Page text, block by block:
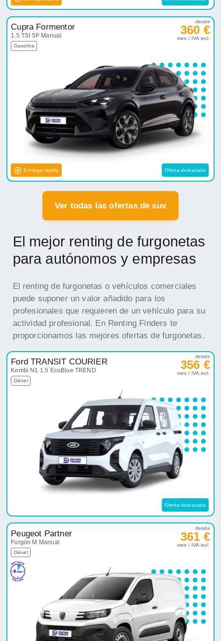
Cupra Formentor
1.5 TSI 5P Manual
Gasolina
desde
360 €
mes / IVA incl.
Entrega rápida Oferta destacada
Ver todas las ofertas de suv
El mejor renting de furgonetas
para autónomos y empresas
El renting de furgonetas o vehículos comerciales
puede suponer un valor añadido para los
profesionales que requieren de un vehículo para su
actividad profesional. En Renting Finders te
proporcionamos las mejores ofertas de furgonetas.
Ford TRANSIT COURIER
Kombi N1 1.5 EcoBlue TREND
Diésel
desde
356 €
mes / IVA incl.
Oferta destacada
Peugeot Partner
Furgón M Manual
Diésel
desde
361 €
mes / IVA incl.